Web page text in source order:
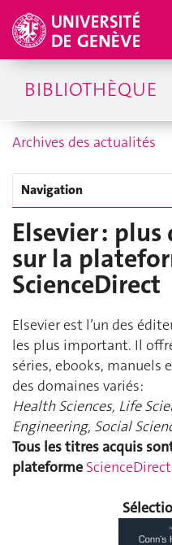
BIBLIOTHÈQUE
Archives des actualités
Navigation
Elsevier :
sur la
ScienceDirect
Elsevier est l’un des
les plus important. Il
séries, ebooks, manuels
des domaines variés:
Health Sciences, Life
Engineering, Social
Tous les titres acquis
plateforme ScienceDirect